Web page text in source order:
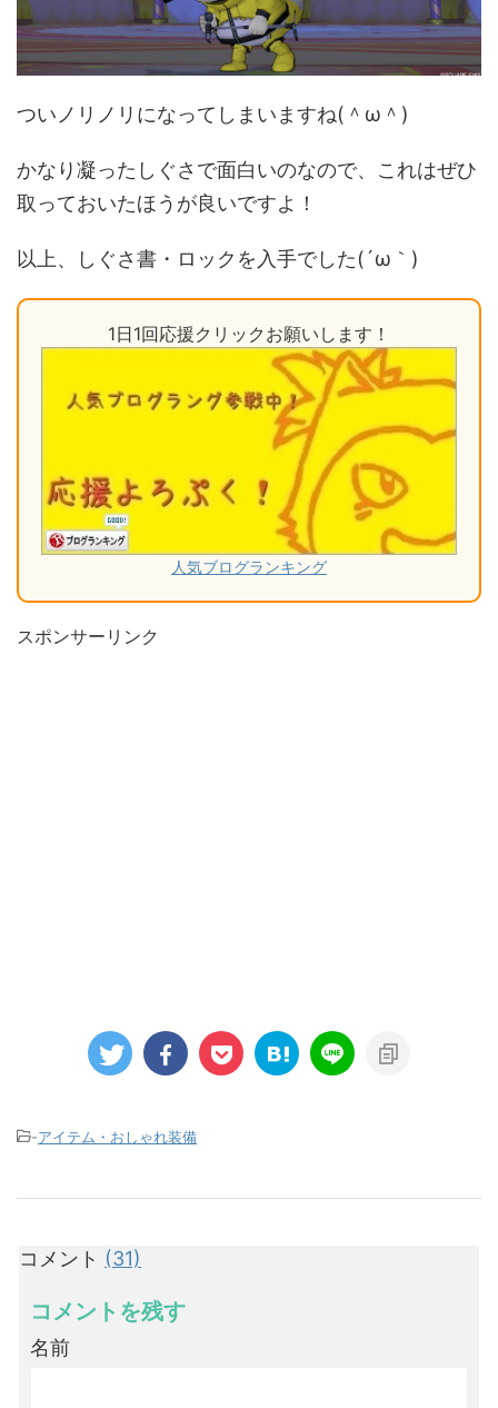
ついノリノリになってしまいますね(＾ω＾)
かなり凝ったしぐさで面白いのなので、これはぜひ
取っておいたほうが良いですよ！
以上、しぐさ書・ロックを入手でした(´ω｀)
1日1回応援クリックお願いします！
人気ブログランキング
スポンサーリンク
-アイテム・おしゃれ装備
コメント (31)
コメントを残す
名前